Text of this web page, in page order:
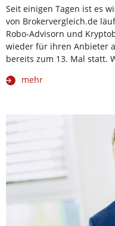
Seit einigen Tagen ist es
von Brokervergleich.de
Robo-Advisorn und
wieder für ihren Anbieter
bereits zum 13. Mal statt.
mehr